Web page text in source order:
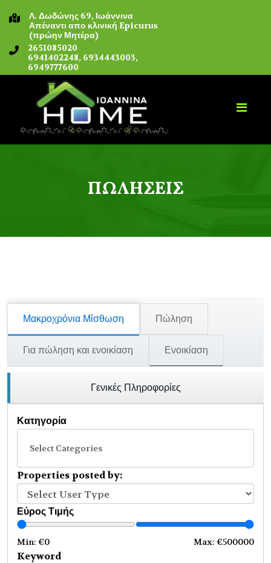
Λ. Δωδώνης 69, Ιωάννινα
Απέναντι απο κλινική Epicurus
(πρώην Μητέρα)
2651085020
6941402248, 6934443003,
6949777600
ΠΩΛΉΣΕΙΣ
Μακροχρόνια Μίσθωση Πώληση
Για πώληση και ενοικίαση Ενοικίαση
Γενικές Πληροφορίες
Κατηγορία
Select Categories
Properties posted by:
Εύρος Τιμής
Min: €0 Max: €500000
Keyword